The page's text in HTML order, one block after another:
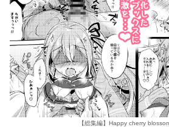
【総集編】Happy cherry